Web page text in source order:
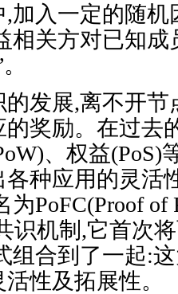
加入一定的随
相关方对已知
发展,离不开
奖励。在过去
、权益(PoS)
种应用的灵活
PoFC(Proof of
识机制,它首次
组合到了一起:
性及拓展性。